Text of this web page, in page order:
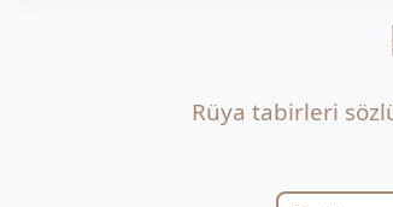
Rüya tabirleri